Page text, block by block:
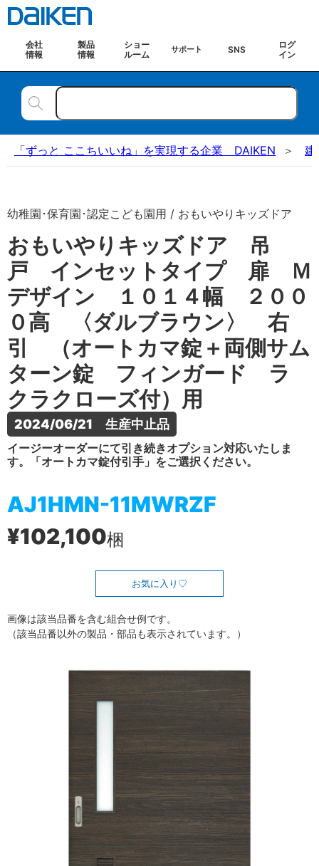
会社
情報
製品
情報
ショー
ルーム
サポート SNS
ログ
イン
「ずっと ここちいいね」を実現する企業 DAIKEN 建
幼稚園･保育園･認定こども園用 / おもいやりキッズドア
おもいやりキッズドア 吊
戸 インセットタイプ 扉 Ｍ
デザイン １０１４幅 ２００
０高 〈ダルブラウン〉 右
引 （オートカマ錠＋両側サム
ターン錠 フィンガード ラ
クラクローズ付）用
2024/06/21　生産中止品
イージーオーダーにて引き続きオプション対応いたしま
す。「オートカマ錠付引手」をご選択ください。
AJ1HMN-11MWRZF
¥102,100梱
お気に入り
画像は該当品番を含む組合せ例です。
（該当品番以外の製品・部品も表示されています。）